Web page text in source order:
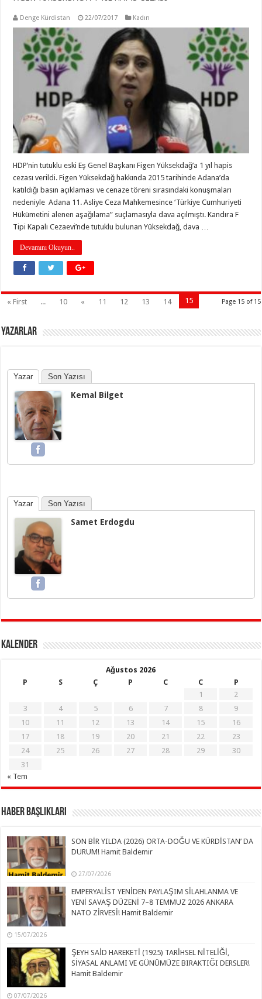
Denge Kürdistan 22/07/2017 Kadın
HDP’nin tutuklu eski Eş Genel Başkanı Figen Yüksekdağ’a 1 yıl hapis
cezası verildi. Figen Yüksekdağ hakkında 2015 tarihinde Adana’da
katıldığı basın açıklaması ve cenaze töreni sırasındaki konuşmaları
nedeniyle Adana 11. Asliye Ceza Mahkemesince ‘Türkiye Cumhuriyeti
Hükümetini alenen aşağılama” suçlamasıyla dava açılmıştı. Kandıra F
Tipi Kapalı Cezaevi’nde tutuklu bulunan Yüksekdağ, dava …
Devamını Okuyun..
Page 15 of 15
« First ... 10 « 11 12 13 14 15
YAZARLAR
Yazar Son Yazısı
Kemal Bilget
Yazar Son Yazısı
Samet Erdogdu
KALENDER
Ağustos 2026
P
S Ç P C C
P
1
2
3
4 5 6 7 8
9
10
11 12 13 14 15
16
17
18 19 20 21 22
23
24
25 26 27 28 29
30
31
« Tem
Haber Başlıkları
SON BİR YILDA (2026) ORTA-DOĞU VE KÜRDİSTAN’ DA
DURUM! Hamit Baldemir
27/07/2026
EMPERYALİST YENİDEN PAYLAŞIM SİLAHLANMA VE
YENİ SAVAŞ DÜZENİ 7–8 TEMMUZ 2026 ANKARA
NATO ZİRVESİ! Hamit Baldemir
15/07/2026
ŞEYH SAİD HAREKETİ (1925) TARİHSEL NİTELİĞİ,
SİYASAL ANLAMI VE GÜNÜMÜZE BIRAKTIĞI DERSLER!
Hamit Baldemir
07/07/2026